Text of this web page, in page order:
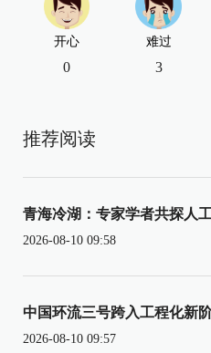
开心
0
难过
3
推荐阅读
青海冷湖：专家学者共探人
2026-08-10 09:58
中国环流三号跨入工程化新
2026-08-10 09:57